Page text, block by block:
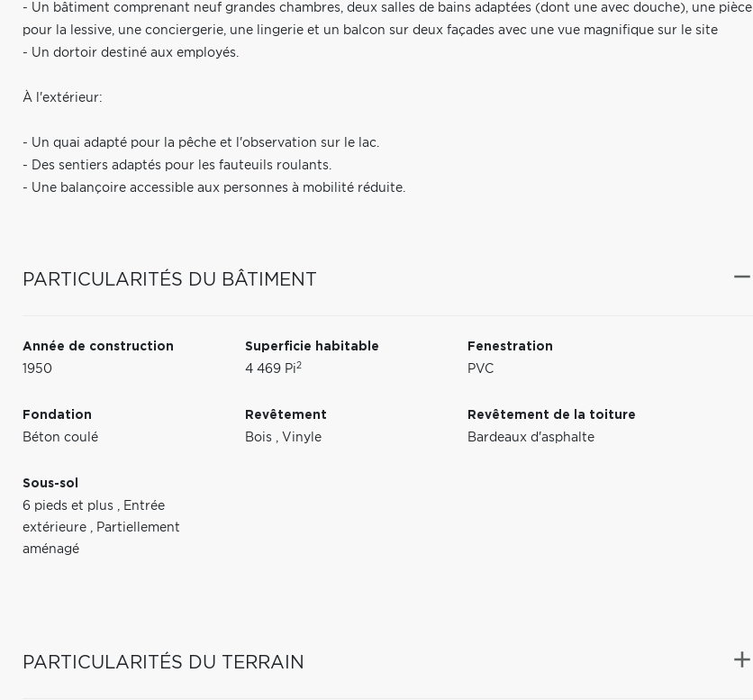
- Un bâtiment comprenant neuf grandes chambres, deux salles de bains adaptées (dont une avec douche), une pièce
pour la lessive, une conciergerie, une lingerie et un balcon sur deux façades avec une vue magnifique sur le site
- Un dortoir destiné aux employés.
À l'extérieur:
- Un quai adapté pour la pêche et l'observation sur le lac.
- Des sentiers adaptés pour les fauteuils roulants.
- Une balançoire accessible aux personnes à mobilité réduite.
PARTICULARITÉS DU BÂTIMENT
Année de construction
1950
Superficie habitable
4 469 Pi2
Fenestration
PVC
Fondation
Béton coulé
Revêtement
Bois
Vinyle
Revêtement de la toiture
Bardeaux d'asphalte
Sous-sol
6 pieds et plus
Entrée
extérieure
Partiellement
aménagé
PARTICULARITÉS DU TERRAIN